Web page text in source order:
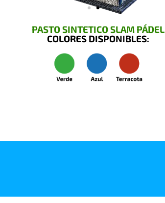
PASTO SINTETICO SLAM PÁDEL
COLORES DISPONIBLES: